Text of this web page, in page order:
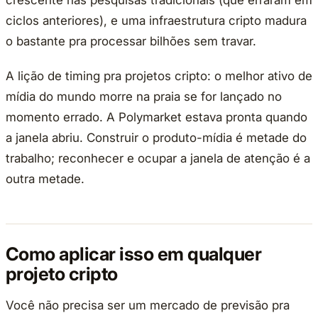
ciclos anteriores), e uma infraestrutura cripto madura
o bastante pra processar bilhões sem travar.
A lição de timing pra projetos cripto: o melhor ativo de
mídia do mundo morre na praia se for lançado no
momento errado. A Polymarket estava pronta quando
a janela abriu. Construir o produto-mídia é metade do
trabalho; reconhecer e ocupar a janela de atenção é a
outra metade.
Como aplicar isso em qualquer
projeto cripto
Você não precisa ser um mercado de previsão pra